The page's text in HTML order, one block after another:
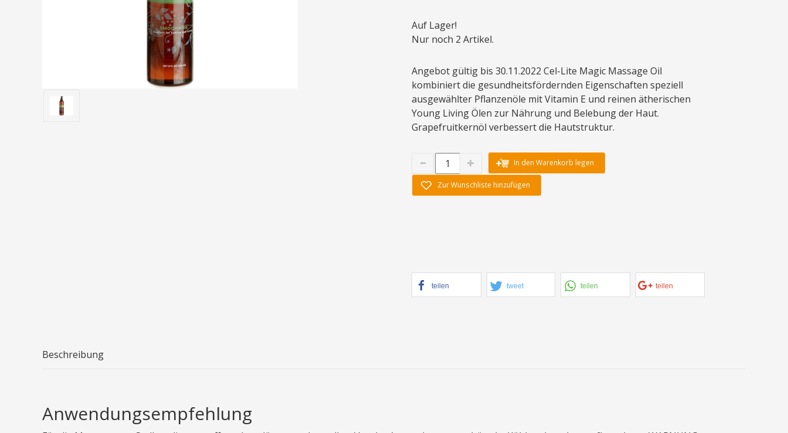
Auf Lager!
Nur noch 2 Artikel.
Angebot gültig bis 30.11.2022 Cel-Lite Magic Massage Oil
kombiniert die gesundheitsfördernden Eigenschaften speziell
ausgewählter Pflanzenöle mit Vitamin E und reinen ätherischen
Young Living Ölen zur Nährung und Belebung der Haut.
Grapefruitkernöl verbessert die Hautstruktur.
In den Warenkorb legen
Zur Wunschliste hinzufügen
teilen tweet teilen teilen
Beschreibung
Anwendungsempfehlung